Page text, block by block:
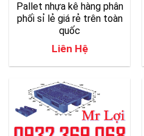
Pallet nhựa kê hàng phân
phối sỉ lẻ giá rẻ trên toàn
quốc
Liên Hệ